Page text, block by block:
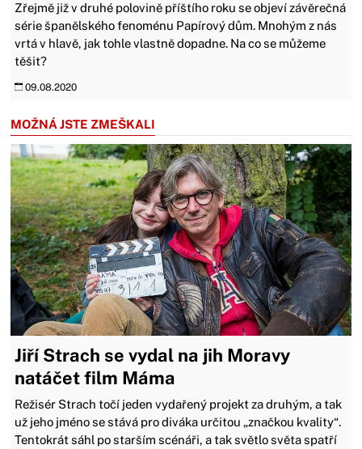
Zřejmě již v druhé polovině příštího roku se objeví závěrečná
série španělského fenoménu Papírový dům. Mnohým z nás
vrtá v hlavě, jak tohle vlastně dopadne. Na co se můžeme
těšit?
09.08.2020
MOŽNÁ JSTE ZMEŠKALI
Jiří Strach se vydal na jih Moravy
natáčet film Máma
Režisér Strach točí jeden vydařený projekt za druhým, a tak
už jeho jméno se stává pro diváka určitou „značkou kvality“.
Tentokrát sáhl po starším scénáři, a tak světlo světa spatří